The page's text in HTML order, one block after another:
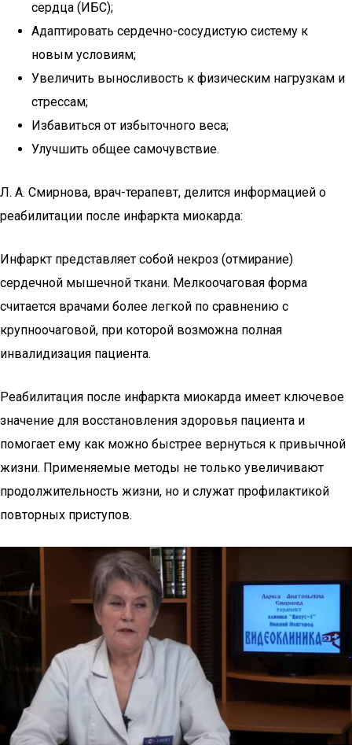
сердца (ИБС);
Адаптировать сердечно-сосудистую систему к
новым условиям;
Увеличить выносливость к физическим нагрузкам и
стрессам;
Избавиться от избыточного веса;
Улучшить общее самочувствие.
Л. А. Смирнова, врач-терапевт, делится информацией о
реабилитации после инфаркта миокарда:
Инфаркт представляет собой некроз (отмирание)
сердечной мышечной ткани. Мелкоочаговая форма
считается врачами более легкой по сравнению с
крупноочаговой, при которой возможна полная
инвалидизация пациента.
Реабилитация после инфаркта миокарда имеет ключевое
значение для восстановления здоровья пациента и
помогает ему как можно быстрее вернуться к привычной
жизни. Применяемые методы не только увеличивают
продолжительность жизни, но и служат профилактикой
повторных приступов.